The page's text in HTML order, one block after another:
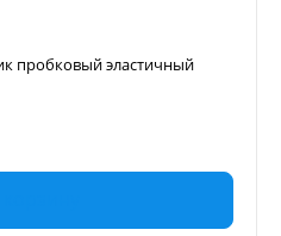
пробковый эластичный